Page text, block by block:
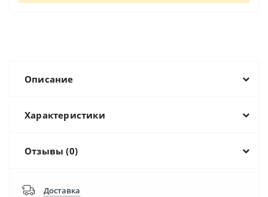
Описание
Характеристики
Отзывы (0)
Доставка